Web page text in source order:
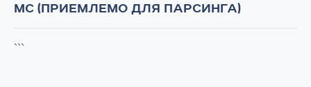
МС (ПРИЕМЛЕМО ДЛЯ ПАРСИНГА)
```